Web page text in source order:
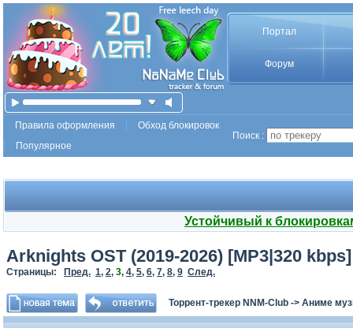
Портал
Форум
Правила оформления
Обход блокировок
Популярное
Поиск :
Устойчивый к
Arknights OST (2019-2026) [MP3|320
Страницы: Пред. 1, 2, 3, 4, 5, 6, 7, 8, 9 След.
Торрент-трекер NNM-Club -> Аниме